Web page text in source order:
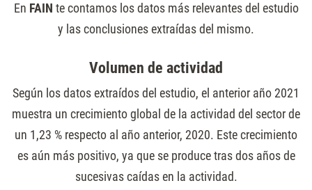
En FAIN te contamos los datos más relevantes del estudio
y las conclusiones extraídas del mismo.
Volumen de actividad
Según los datos extraídos del estudio, el anterior año 2021
muestra un crecimiento global de la actividad del sector de
un 1,23 % respecto al año anterior, 2020. Este crecimiento
es aún más positivo, ya que se produce tras dos años de
sucesivas caídas en la actividad.